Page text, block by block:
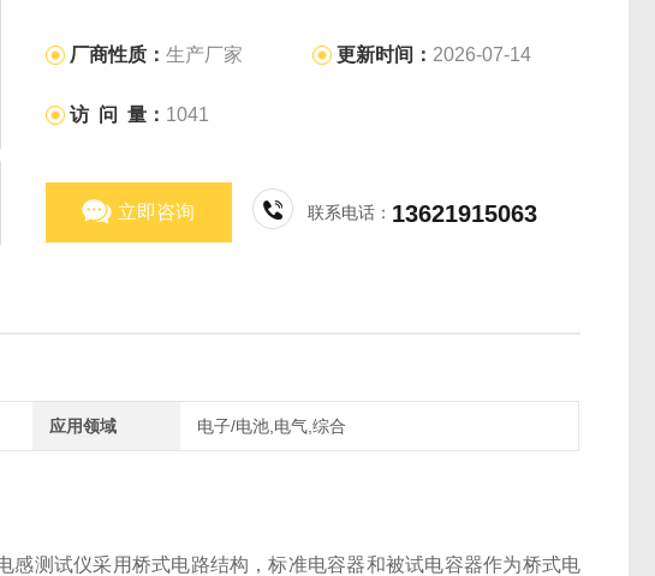
厂商性质： 生产厂家 更新时间： 2026-07-14
访 问 量： 1041
立即咨询 联系电话： 13621915063
应用领域 电子/电池,电气,综合
测试仪采用桥式电路结构，标准电容器和被试电容器作为桥式电